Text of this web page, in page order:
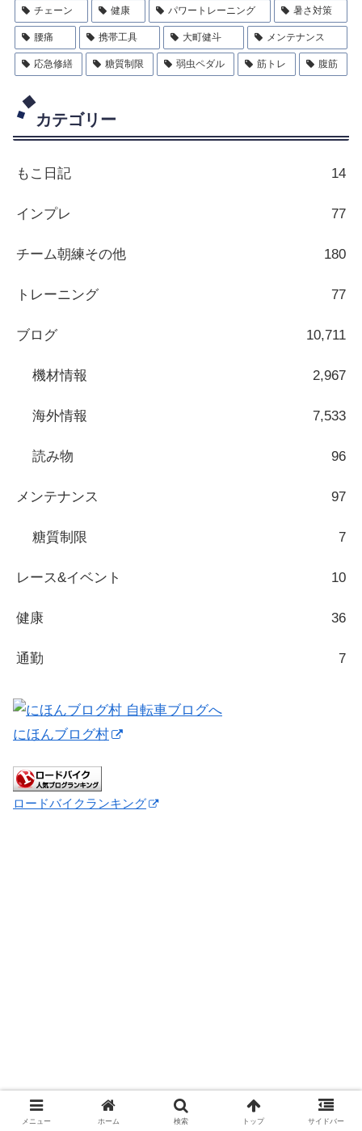
チェーン 健康 パワートレーニング 暑さ対策
腰痛 携帯工具 大町健斗 メンテナンス
応急修繕 糖質制限 弱虫ペダル 筋トレ 腹筋
カテゴリー
もこ日記 14
インプレ 77
チーム朝練その他 180
トレーニング 77
ブログ 10,711
機材情報 2,967
海外情報 7,533
読み物 96
メンテナンス 97
糖質制限 7
レース&イベント 10
健康 36
通勤 7
にほんブログ村
ロードバイクランキング
メニュー ホーム 検索 トップ サイドバー